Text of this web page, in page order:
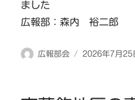
ました
広報部：森内 裕二郎
投
広報部会
投
2026年7月25